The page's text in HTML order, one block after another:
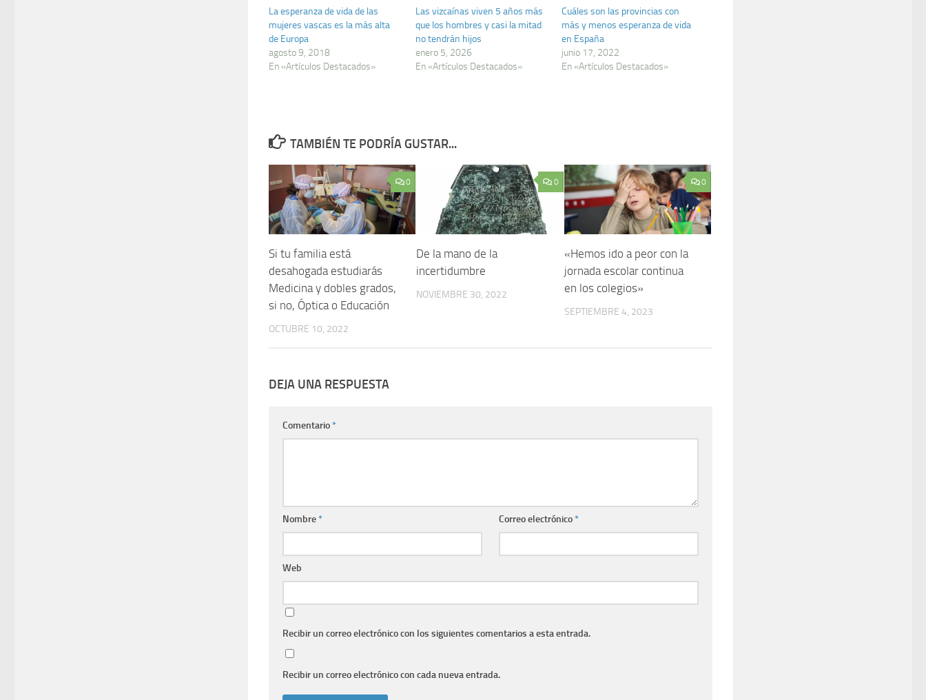
La esperanza de vida de las
mujeres vascas es la más alta
de Europa
agosto 9, 2018
En «Artículos Destacados»
Las vizcaínas viven 5 años más
que los hombres y casi la mitad
no tendrán hijos
enero 5, 2026
En «Artículos Destacados»
Cuáles son las provincias con
más y menos esperanza de vida
en España
junio 17, 2022
En «Artículos Destacados»
TAMBIÉN TE PODRÍA GUSTAR...
0
Si tu familia está
desahogada estudiarás
Medicina y dobles grados,
si no, Óptica o Educación
OCTUBRE 10, 2022
0
De la mano de la
incertidumbre
NOVIEMBRE 30, 2022
0
«Hemos ido a peor con la
jornada escolar continua
en los colegios»
SEPTIEMBRE 4, 2023
DEJA UNA RESPUESTA
Comentario*
Nombre* Correo electrónico*
Web
Recibir un correo electrónico con los siguientes comentarios a esta entrada.
Recibir un correo electrónico con cada nueva entrada.